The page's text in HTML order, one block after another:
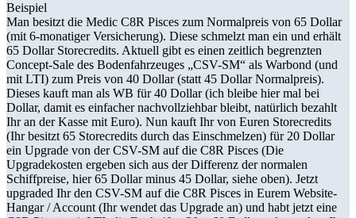
Beispiel
Man besitzt die Medic C8R Pisces zum Normalpreis von 65 Dollar
(mit 6-monatiger Versicherung). Diese schmelzt man ein und erhält
65 Dollar Storecredits. Aktuell gibt es einen zeitlich begrenzten
Concept-Sale des Bodenfahrzeuges „CSV-SM“ als Warbond (und
mit LTI) zum Preis von 40 Dollar (statt 45 Dollar Normalpreis).
Dieses kauft man als WB für 40 Dollar (ich bleibe hier mal bei
Dollar, damit es einfacher nachvollziehbar bleibt, natürlich bezahlt
Ihr an der Kasse mit Euro). Nun kauft Ihr von Euren Storecredits
(Ihr besitzt 65 Storecredits durch das Einschmelzen) für 20 Dollar
ein Upgrade von der CSV-SM auf die C8R Pisces (Die
Upgradekosten ergeben sich aus der Differenz der normalen
Schiffpreise, hier 65 Dollar minus 45 Dollar, siehe oben). Jetzt
upgraded Ihr den CSV-SM auf die C8R Pisces in Eurem Website-
Hangar / Account (Ihr wendet das Upgrade an) und habt jetzt eine